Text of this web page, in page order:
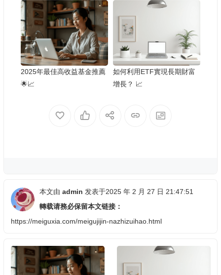
2025年最佳高收益基金推薦
🌟📈
如何利用ETF實現長期財富
增長？ 📈
本文由 admin 发表于2025 年 2 月 27 日 21:47:51
轉载请務必保留本文链接：
https://meiguxia.com/meigujijin-nazhizuihao.html